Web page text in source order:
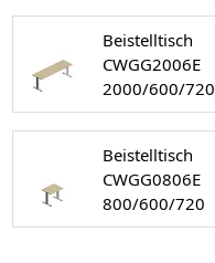
Beistelltisch
CWGG2006E
2000/600/720
Beistelltisch
CWGG0806E
800/600/720